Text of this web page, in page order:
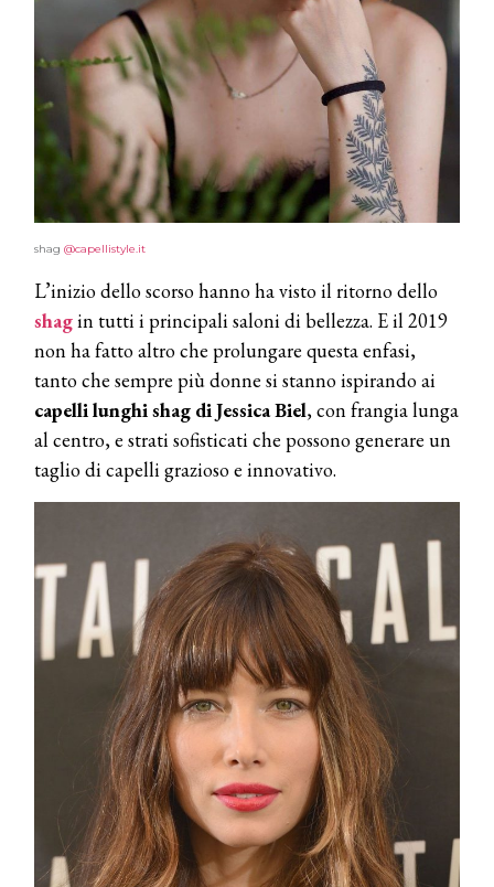
shag @capellistyle.it
L’inizio dello scorso hanno ha visto il ritorno dello
shagin tutti i principali saloni di bellezza. E il 2019
non ha fatto altro che prolungare questa enfasi,
tanto che sempre più donne si stanno ispirando ai
capelli lunghi shag di Jessica Biel, con frangia lunga
al centro, e strati sofisticati che possono generare un
taglio di capelli grazioso e innovativo.